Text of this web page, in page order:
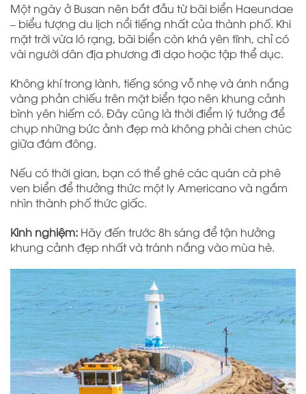
Một ngày ở Busan nên bắt đầu từ bãi biển Haeundae
– biểu tượng du lịch nổi tiếng nhất của thành phố. Khi
mặt trời vừa ló rạng, bãi biển còn khá yên tĩnh, chỉ có
vài người dân địa phương đi dạo hoặc tập thể dục.
Không khí trong lành, tiếng sóng vỗ nhẹ và ánh nắng
vàng phản chiếu trên mặt biển tạo nên khung cảnh
bình yên hiếm có. Đây cũng là thời điểm lý tưởng để
chụp những bức ảnh đẹp mà không phải chen chúc
giữa đám đông.
Nếu có thời gian, bạn có thể ghé các quán cà phê
ven biển để thưởng thức một ly Americano và ngắm
nhìn thành phố thức giấc.
Kinh nghiệm: Hãy đến trước 8h sáng để tận hưởng
khung cảnh đẹp nhất và tránh nắng vào mùa hè.